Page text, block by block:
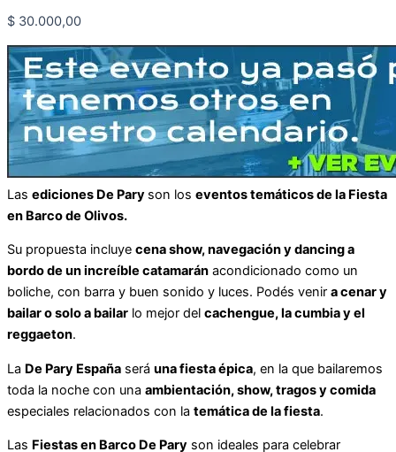
$ 30.000,00
Las ediciones De Pary son los eventos temáticos de la Fiesta
en Barco de Olivos.
Su propuesta incluye cena show, navegación y dancing a
bordo de un increíble catamarán acondicionado como un
boliche, con barra y buen sonido y luces. Podés venir a cenar y
bailar o solo a bailar lo mejor del cachengue, la cumbia y el
reggaeton.
La De Pary España será una fiesta épica, en la que bailaremos
toda la noche con una ambientación, show, tragos y comida
especiales relacionados con la temática de la fiesta.
Las Fiestas en Barco De Pary son ideales para celebrar